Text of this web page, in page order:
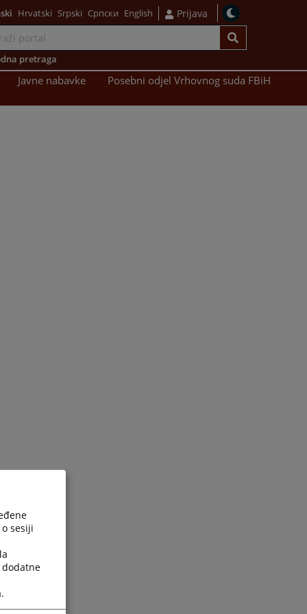
Hrvatski Srpski Српски English Prijava
pretraga
Javne nabavke
Posebni odjel Vrhovnog suda FBiH
sesiji